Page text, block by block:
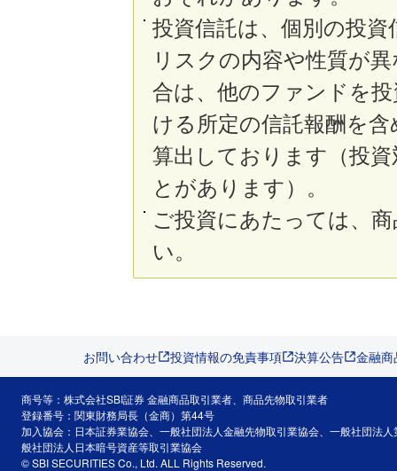
投資信託は、個別の投
リスクの内容や性質が
合は、他のファンドを
ける所定の信託報酬を
算出しております（投
とがあります）。
ご投資にあたっては、
い。
お問い合わせ 投資情報の免責事項 決算公告 金融
商号等：株式会社SBI証券 金融商品取引業者、商品先物取引業者
登録番号：関東財務局長（金商）第44号
加入協会：日本証券業協会、一般社団法人金融先物取引業協会、一般社団法
般社団法人日本暗号資産等取引業協会
© SBI SECURITIES Co., Ltd. ALL Rights Reserved.